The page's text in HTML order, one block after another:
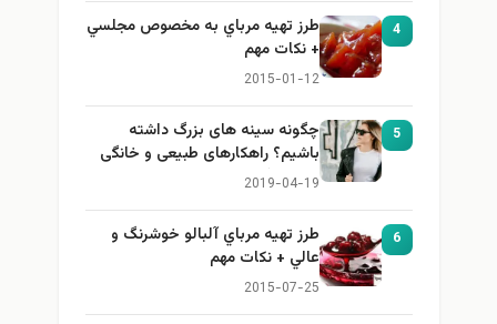
4
طرز تهيه مرباي به مخصوص مجلسي
+ نكات مهم
2015-01-12
5
چگونه سینه های بزرگ داشته
باشیم؟ راهکارهای طبیعی و خانگی
برای بزرگ کردن سینه
2019-04-19
6
طرز تهيه مرباي آلبالو خوشرنگ و
عالي + نكات مهم
2015-07-25